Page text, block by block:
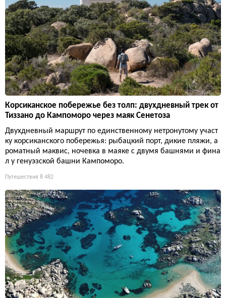
Корсиканское побережье без толп: двухдневный трек от
Тиззано до Кампоморо через маяк Сенетоза
Двухдневный маршрут по единственному нетронутому участ
ку корсиканского побережья: рыбацкий порт, дикие пляжи, а
роматный маквис, ночевка в маяке с двумя башнями и фина
л у генуэзской башни Кампоморо.
Путешествия 8 482